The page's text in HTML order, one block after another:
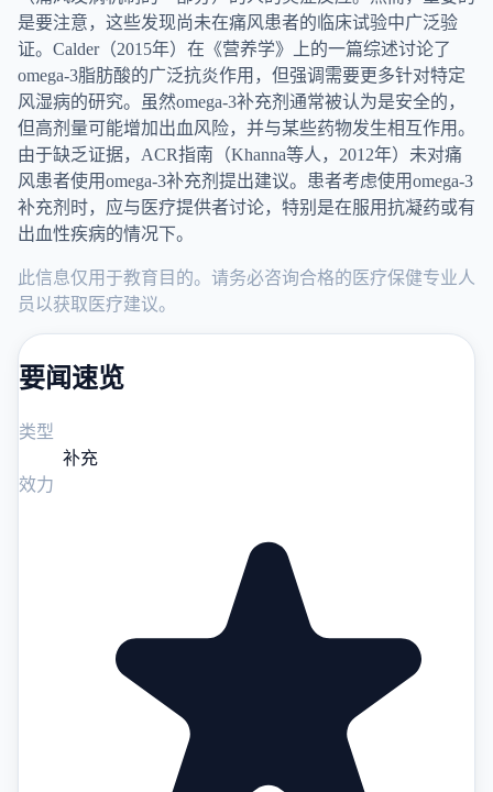
是要注意，这些发现尚未在痛风患者的临床试验中广泛验
证。Calder（2015年）在《营养学》上的一篇综述讨论了
omega-3脂肪酸的广泛抗炎作用，但强调需要更多针对特定
风湿病的研究。虽然omega-3补充剂通常被认为是安全的，
但高剂量可能增加出血风险，并与某些药物发生相互作用。
由于缺乏证据，ACR指南（Khanna等人，2012年）未对痛
风患者使用omega-3补充剂提出建议。患者考虑使用omega-3
补充剂时，应与医疗提供者讨论，特别是在服用抗凝药或有
出血性疾病的情况下。
此信息仅用于教育目的。请务必咨询合格的医疗保健专业人
员以获取医疗建议。
要闻速览
类型
补充
效力